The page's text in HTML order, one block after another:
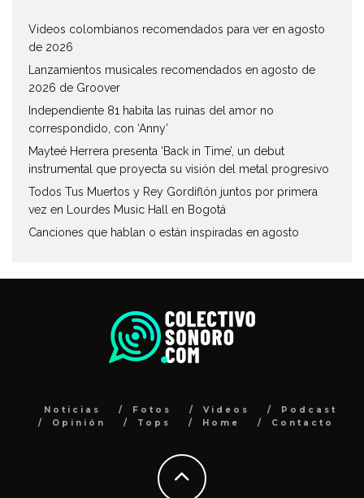
Videos colombianos recomendados para ver en agosto
de 2026
Lanzamientos musicales recomendados en agosto de
2026 de Groover
Independiente 81 habita las ruinas del amor no
correspondido, con ‘Anny’
Mayteé Herrera presenta ‘Back in Time’, un debut
instrumental que proyecta su visión del metal progresivo
Todos Tus Muertos y Rey Gordiflón juntos por primera
vez en Lourdes Music Hall en Bogotá
Canciones que hablan o están inspiradas en agosto
Noticias Fotos Videos
Podcast
Opinión
Tops Home Contacto